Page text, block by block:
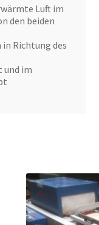
Luft im
den beiden
Richtung des
und im